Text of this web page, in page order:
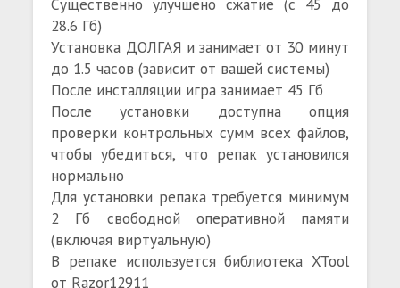
28.6 Гб)
Установка ДОЛГАЯ и занимает от 30 минут
до 1.5 часов (зависит от вашей системы)
После инсталляции игра занимает 45 Гб
После установки доступна опция
проверки контрольных сумм всех файлов,
чтобы убедиться, что репак установился
нормально
Для установки репака требуется минимум
2 Гб свободной оперативной памяти
(включая виртуальную)
В репаке используется библиотека XTool
от Razor12911